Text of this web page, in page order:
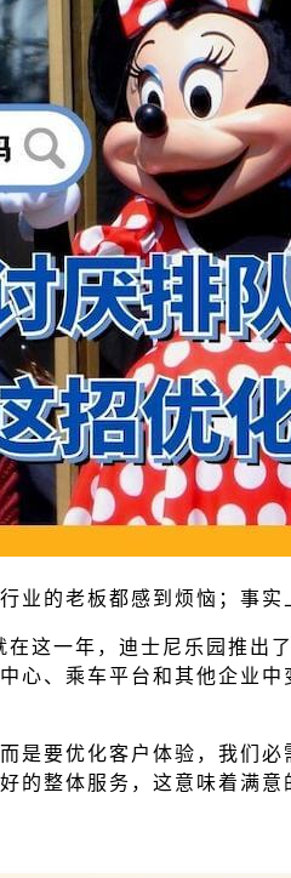
业的老板都感到烦恼；事
这一年，迪士尼乐园推
心、乘车平台和其他企业
是要优化客户体验，我们
的整体服务，这意味着满意